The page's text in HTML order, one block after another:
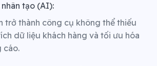
tạo (AI):
trở thành công cụ không thể thiếu
dữ liệu khách hàng và tối ưu hóa
cáo.